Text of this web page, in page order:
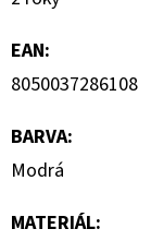
EAN:
8050037286108
BARVA:
Modrá
MATERIÁL: